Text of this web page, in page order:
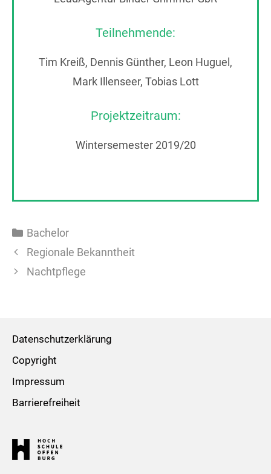
Teilnehmende:
Tim Kreiß, Dennis Günther, Leon Huguel,
Mark Illenseer, Tobias Lott
Projektzeitraum:
Wintersemester 2019/20
Kategorien
Bachelor
Regionale Bekanntheit
Nachtpflege
Datenschutzerklärung
Copyright
Impressum
Barrierefreiheit